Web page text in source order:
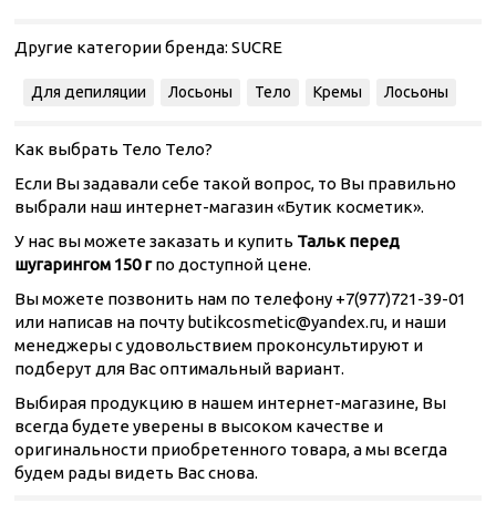
Другие категории бренда: SUCRE
Для депиляции Лосьоны Тело Кремы Лосьоны
Как выбрать Тело Тело?
Если Вы задавали себе такой вопрос, то Вы правильно
выбрали наш интернет-магазин «Бутик косметик».
У нас вы можете заказать и купить Тальк перед
шугарингом 150 гпо доступной цене.
Вы можете позвонить нам по телефону +7(977)721-39-01
или написав на почту butikcosmetic@yandex.ru, и наши
менеджеры с удовольствием проконсультируют и
подберут для Вас оптимальный вариант.
Выбирая продукцию в нашем интернет-магазине, Вы
всегда будете уверены в высоком качестве и
оригинальности приобретенного товара, а мы всегда
будем рады видеть Вас снова.